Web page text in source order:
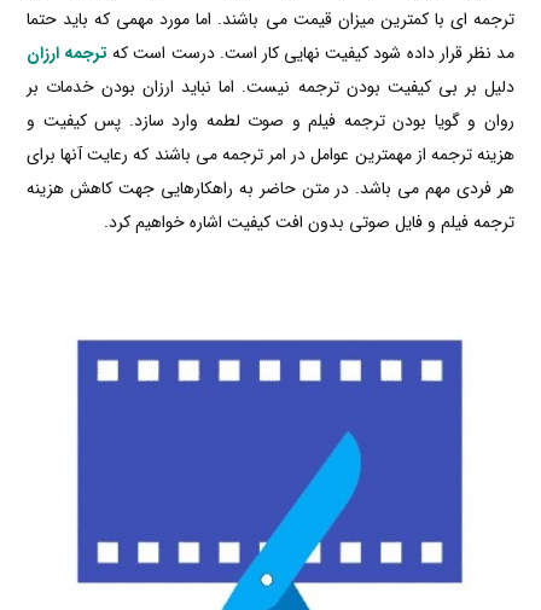
ترجمه ای با کمترین میزان قیمت می باشند. اما مورد مهمی که باید حتما
مد نظر قرار داده شود کیفیت نهایی کار است. درست است که ترجمه ارزان
دلیل بر بی کیفیت بودن ترجمه نیست. اما نباید ارزان بودن خدمات بر
روان و گویا بودن ترجمه فیلم و صوت لطمه وارد سازد. پس کیفیت و
هزینه ترجمه از مهمترین عوامل در امر ترجمه می باشند که رعایت آنها برای
هر فردی مهم می باشد. در متن حاضر به راهکارهایی جهت کاهش هزینه
ترجمه فیلم و فایل صوتی بدون افت کیفیت اشاره خواهیم کرد.